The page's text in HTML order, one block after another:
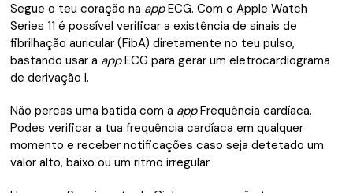
Segue o teu coração na appECG. Com o Apple Watch
Series 11 é possível verificar a existência de sinais de
fibrilhação auricular (FibA) diretamente no teu pulso,
bastando usar a appECG para gerar um eletrocardiograma
de derivação I.
Não percas uma batida com a appFrequência cardíaca.
Podes verificar a tua frequência cardíaca em qualquer
momento e receber notificações caso seja detetado um
valor alto, baixo ou um ritmo irregular.